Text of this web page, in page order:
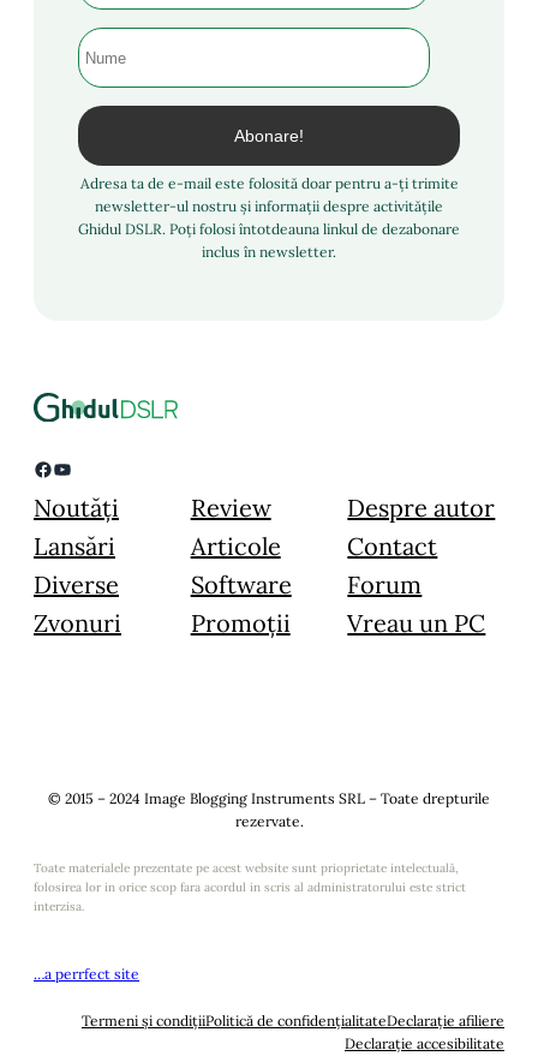
Adresa ta de e-mail este folosită doar pentru a-ți trimite
newsletter-ul nostru și informații despre activitățile
Ghidul DSLR. Poți folosi întotdeauna linkul de dezabonare
inclus în newsletter.
Facebook YouTube
Noutăți
Lansări
Diverse
Zvonuri
Review
Articole
Software
Promoții
Despre autor
Contact
Forum
Vreau un PC
© 2015 – 2024 Image Blogging Instruments SRL – Toate drepturile
rezervate.
Toate materialele prezentate pe acest website sunt prioprietate intelectuală,
folosirea lor in orice scop fara acordul in scris al administratorului este strict
interzisa.
…a perrfect site
Termeni și condițiiPolitică de confidențialitateDeclarație afiliere
Declarație accesibilitate